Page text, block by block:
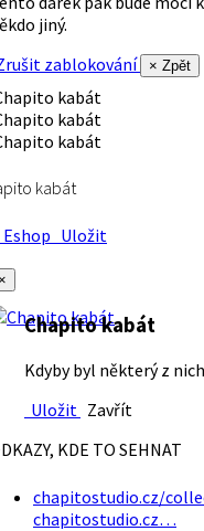
jiný.
zablokování
× Zpět
kabát
Uložit
Chapito kabát
Kdyby byl některý z
Uložit Zavřít
KDE TO SEHNAT
chapitostudio.cz/
chapitostudio.cz…